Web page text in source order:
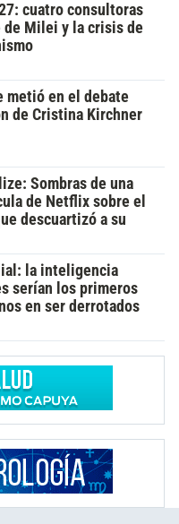
cuatro consultoras
Milei y la crisis de
metió en el debate
de Cristina Kirchner
Sombras de una
de Netflix sobre el
descuartizó a su
la inteligencia
serían los primeros
en ser derrotados